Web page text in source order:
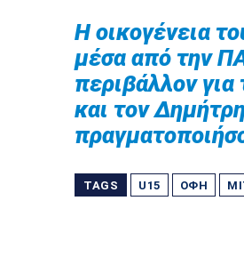
Η οικογένεια
μέσα από την
περιβάλλον για
και τον
TAGS U15 ΟΦΗ